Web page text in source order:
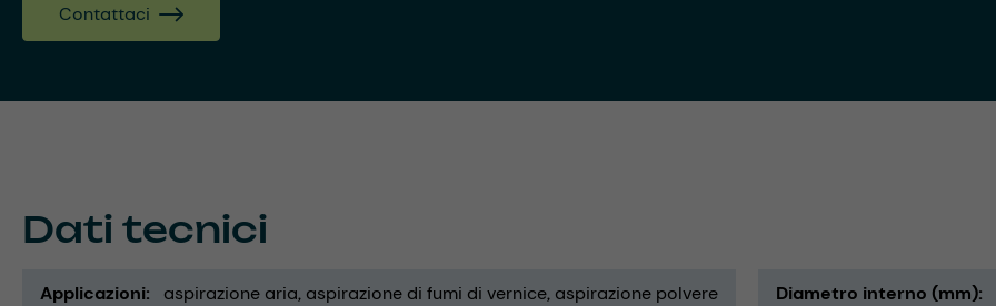
Contattaci
Dati tecnici
Applicazioni aspirazione aria aspirazione di fumi di vernice aspirazione polvere
Diametro interno (mm)